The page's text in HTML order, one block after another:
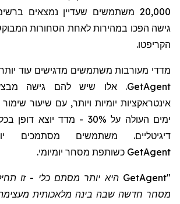
20,000 משתמשים שעדיין נמצאים
גישה הפכו במהירות לאחת הסחורות
הקריפטו.
מדדי מעורבות משתמשים מדגישים עוד
GetAgent
ימים העולה על 30% - מדד
דיגיטליים. משתמשים מסתמכים
GetAgent כשותפת מסחר יומיומי.
"GetAgent היאיותר מסתם כלי - זו
מסחר חדשה שבה בינה מלאכותית